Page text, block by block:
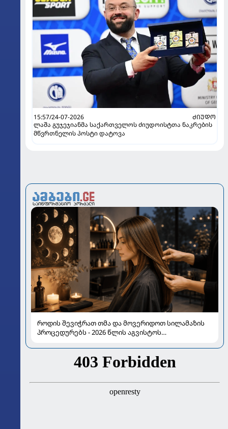
15:57/24-07-2026
ᲫᲘᲣᲓᲝ
ლაშა გუჯეჯიანმა საქართველოს ძიუდოისტთა ნაკრების
მწვრთნელის პოსტი დატოვა
როდის შევიჭრათ თმა და მოვერიდოთ სილამაზის
პროცედურებს - 2026 წლის აგვისტოს